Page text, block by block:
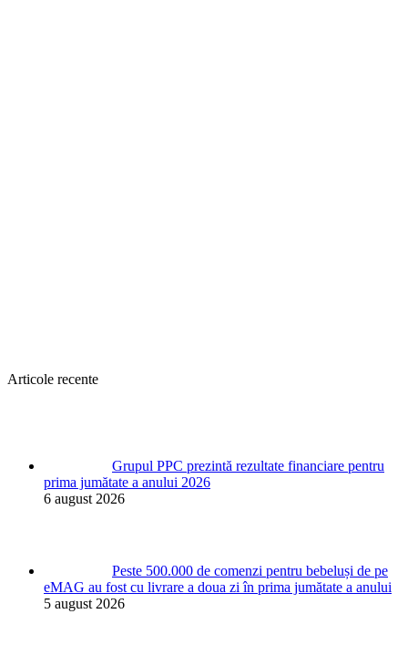
Articole recente
Grupul PPC prezintă rezultate financiare pentru
prima jumătate a anului 2026
6 august 2026
Peste 500.000 de comenzi pentru bebeluși de pe
eMAG au fost cu livrare a doua zi în prima jumătate a anului
5 august 2026